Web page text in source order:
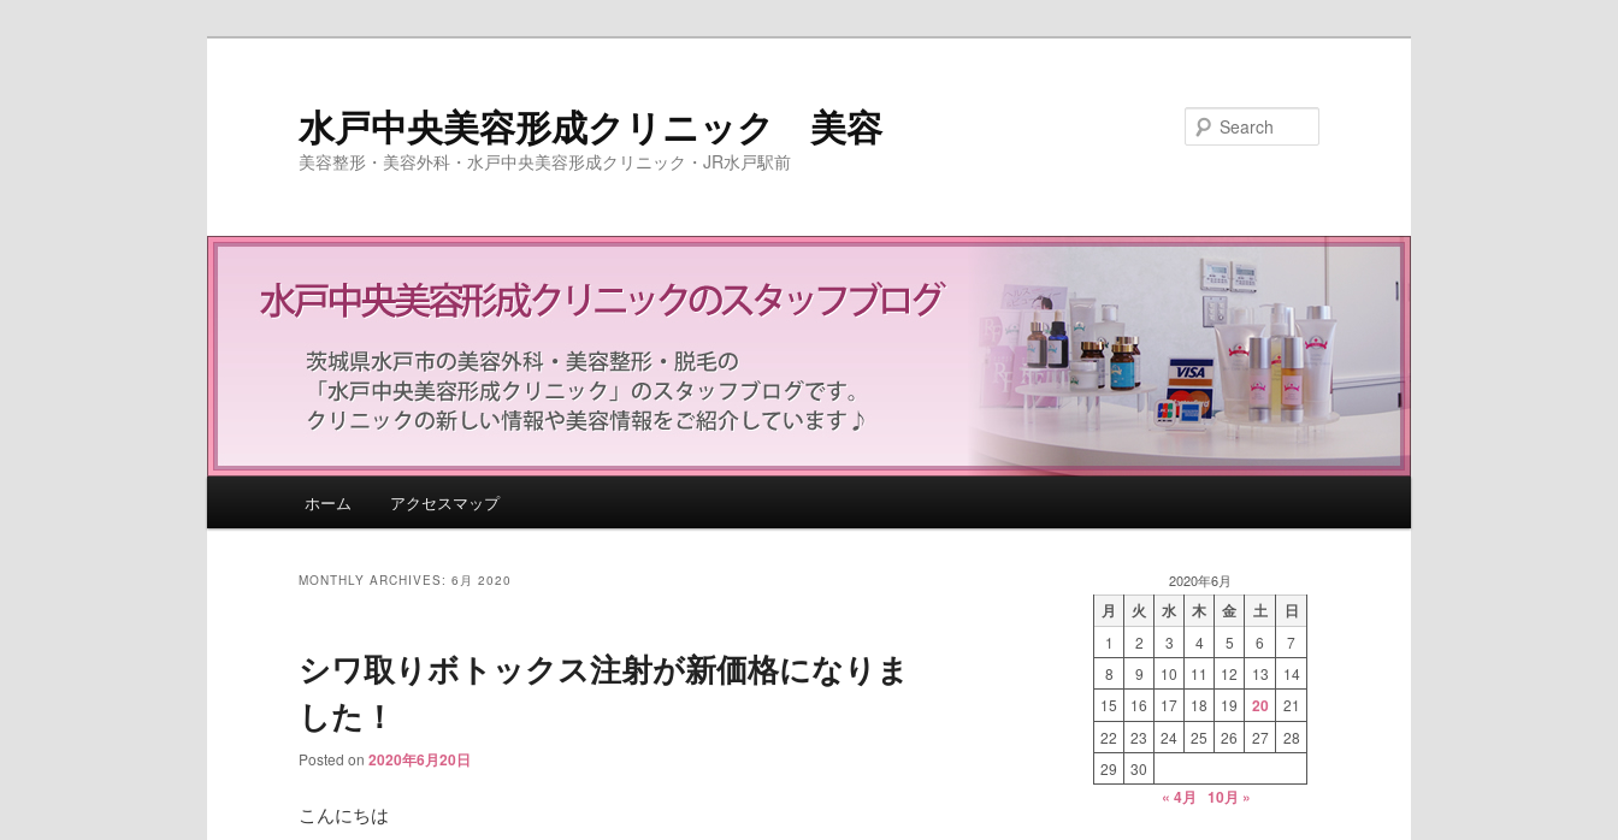
水戸中央美容形成クリニック 美容
美容整形・美容外科・水戸中央美容形成クリニック・JR水戸駅前
Skip to primary content
Skip to secondary content
ホーム アクセスマップ
MONTHLY ARCHIVES: 6月 2020
シワ取りボトックス注射が新価格になりま
した！
Posted on 2020年6月20日
こんにちは
2020年6月
月 火 水 木 金 土 日
1 2 3 4 5 6
7
8
9 10 11 12 13
14
15
16 17 18 19 20
21
22
23 24 25 26 27
28
29
30
« 4月 10月 »